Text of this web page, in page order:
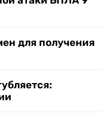
для получения